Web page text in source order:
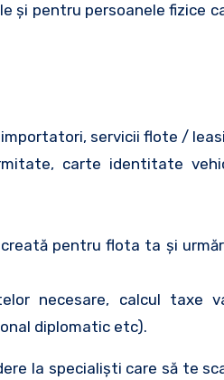
şi pentru persoanele fizice
servicii flote /
carte identitate
pentru flota ta şi
necesare, calcul taxe
diplomatic etc).
la specialişti care să te